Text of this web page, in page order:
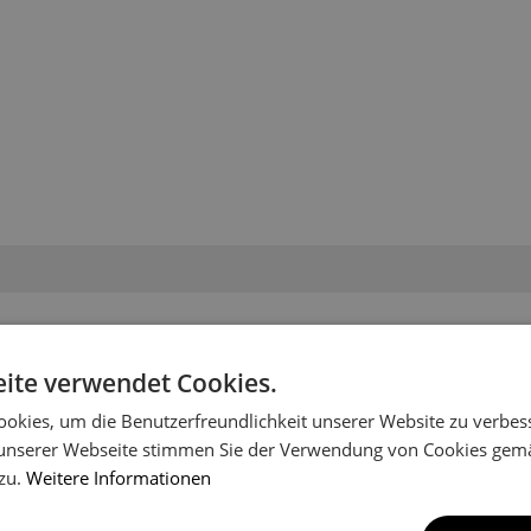
Ihr Fahrzeugmodell
aufgenommen worden. Schreiben Sie uns, um
verwendet Cookies.
um die Benutzerfreundlichkeit unserer Website zu
Webseite stimmen Sie der Verwendung von Cookies
Weitere Informationen